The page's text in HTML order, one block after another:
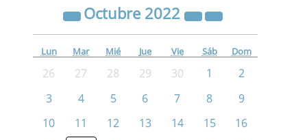
Octubre 2022
Lun Mar Mié Jue Vie Sáb Dom
26 27 28 29 30 1
2
3
4 5 6 7 8
9
10
11 12 13 14 15
16